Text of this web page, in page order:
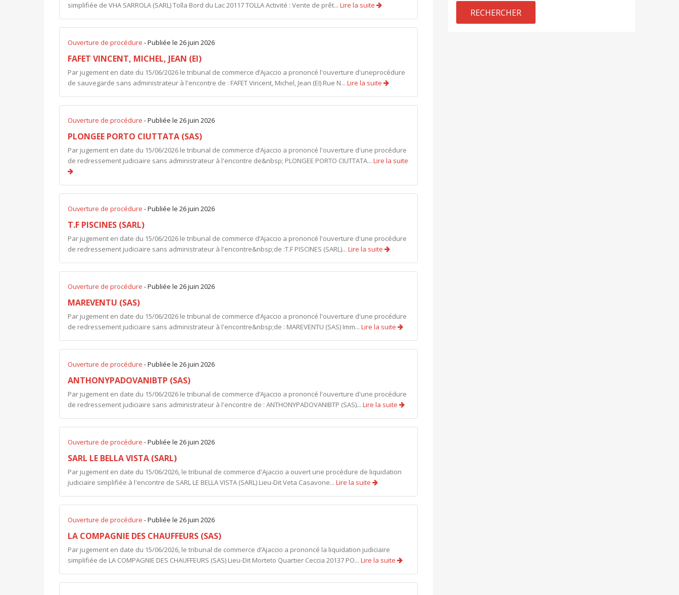
simplifiée de VHA SARROLA (SARL) Tolla Bord du Lac 20117 TOLLA Activité : Vente de prêt... Lire la suite
Ouverture de procédure - Publiée le 26 juin 2026
FAFET VINCENT, MICHEL, JEAN (EI)
Par jugement en date du 15/06/2026 le tribunal de commerce d’Ajaccio a prononcé l'ouverture d'uneprocédure
de sauvegarde sans administrateur à l'encontre de : FAFET Vincent, Michel, Jean (EI) Rue N... Lire la suite
Ouverture de procédure - Publiée le 26 juin 2026
PLONGEE PORTO CIUTTATA (SAS)
Par jugement en date du 15/06/2026 le tribunal de commerce d’Ajaccio a prononcé l'ouverture d'une procédure
de redressement judiciaire sans administrateur à l'encontre de&nbsp; PLONGEE PORTO CIUTTATA... Lire la suite
Ouverture de procédure - Publiée le 26 juin 2026
T.F PISCINES (SARL)
Par jugement en date du 15/06/2026 le tribunal de commerce d’Ajaccio a prononcé l'ouverture d'une procédure
de redressement judiciaire sans administrateur à l'encontre&nbsp;de :T.F PISCINES (SARL)... Lire la suite
Ouverture de procédure - Publiée le 26 juin 2026
MAREVENTU (SAS)
Par jugement en date du 15/06/2026 le tribunal de commerce d’Ajaccio a prononcé l'ouverture d'une procédure
de redressement judiciaire sans administrateur à l'encontre&nbsp;de : MAREVENTU (SAS) Imm... Lire la suite
Ouverture de procédure - Publiée le 26 juin 2026
ANTHONYPADOVANIBTP (SAS)
Par jugement en date du 15/06/2026 le tribunal de commerce d’Ajaccio a prononcé l'ouverture d'une procédure
de redressement judiciaire sans administrateur à l'encontre de : ANTHONYPADOVANIBTP (SAS)... Lire la suite
Ouverture de procédure - Publiée le 26 juin 2026
SARL LE BELLA VISTA (SARL)
Par jugement en date du 15/06/2026, le tribunal de commerce d'Ajaccio a ouvert une procédure de liquidation
judiciaire simplifiée à l'encontre de SARL LE BELLA VISTA (SARL) Lieu-Dit Veta Casavone... Lire la suite
Ouverture de procédure - Publiée le 26 juin 2026
LA COMPAGNIE DES CHAUFFEURS (SAS)
Par jugement en date du 15/06/2026, le tribunal de commerce d’Ajaccio a prononcé la liquidation judiciaire
simplifiée de LA COMPAGNIE DES CHAUFFEURS (SAS) Lieu-Dit Morteto Quartier Ceccia 20137 PO... Lire la suite
RECHERCHER